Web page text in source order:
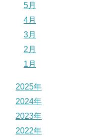
5月
4月
3月
2月
1月
2025年
2024年
2023年
2022年